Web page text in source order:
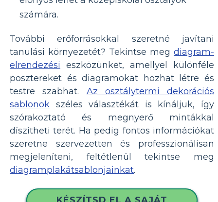
számára.
További erőforrásokkal szeretné javítani
tanulási környezetét? Tekintse meg diagram-
elrendezési eszközünket, amellyel különféle
posztereket és diagramokat hozhat létre és
testre szabhat. Az osztálytermi dekorációs
sablonok széles választékát is kínáljuk, így
szórakoztató és megnyerő mintákkal
díszítheti terét. Ha pedig fontos információkat
szeretne szervezetten és professzionálisan
megjeleníteni, feltétlenül tekintse meg
diagramplakátsablonjainkat.